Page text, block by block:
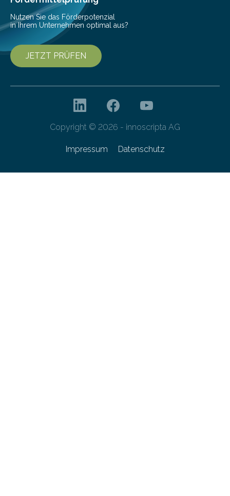
Forschungsprogramm „Datenrekonstruktion…
Nutzen Sie das Förderpotenzial
in Ihrem Unternehmen optimal aus?
JETZT PRÜFEN
Copyright © 2026 - innoscripta AG
Impressum Datenschutz